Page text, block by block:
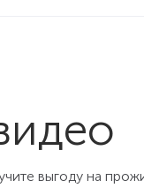
выгоду на